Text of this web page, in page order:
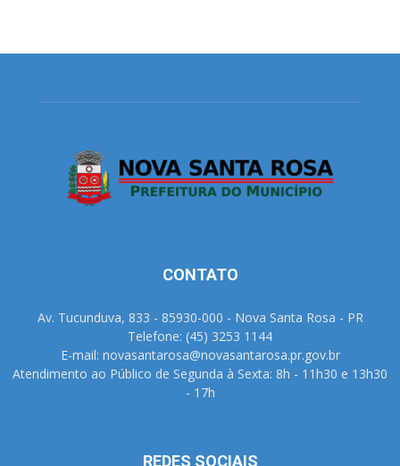
CONTATO
Av. Tucunduva, 833 - 85930-000 - Nova Santa Rosa - PR
Telefone: (45) 3253 1144
E-mail: novasantarosa@novasantarosa.pr.gov.br
Atendimento ao Público de Segunda à Sexta: 8h - 11h30 e 13h30
- 17h
REDES SOCIAIS